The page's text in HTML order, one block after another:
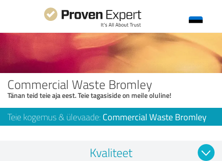
Commercial Waste Bromley
Tänan teid teie aja eest. Teie tagasiside on meile oluline!
Teie kogemus & ülevaade: Commercial Waste Bromley
Kvaliteet